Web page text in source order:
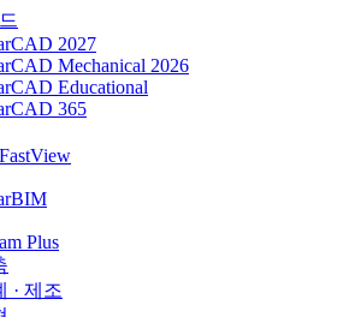
2027
Mechanical 2026
Educational
365
Plus
· 제조